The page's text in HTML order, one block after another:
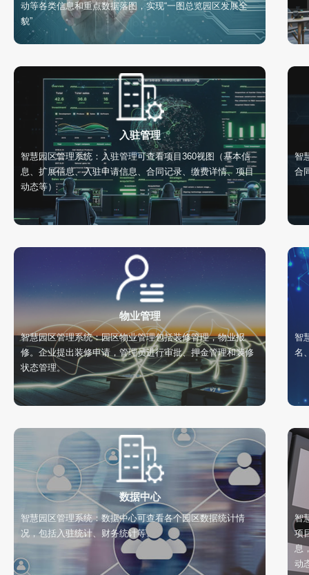
动等各类信息和重点数据落图，实现“一图总览园区发展全
貌”
入驻管理
智慧园区管理系统：入驻管理可查看项目360视图（基本信
息、扩展信息、入驻申请信息、合同记录、缴费详情、项目
动态等）
智
合
物业管理
智慧园区管理系统：园区物业管理包括装修管理，物业报
修。企业提出装修申请，管理员进行审批、押金管理和装修
状态管理。
智
名
数据中心
智慧园区管理系统：数据中心可查看各个园区数据统计情
况，包括入驻统计、财务统计等。
智
项
息
动